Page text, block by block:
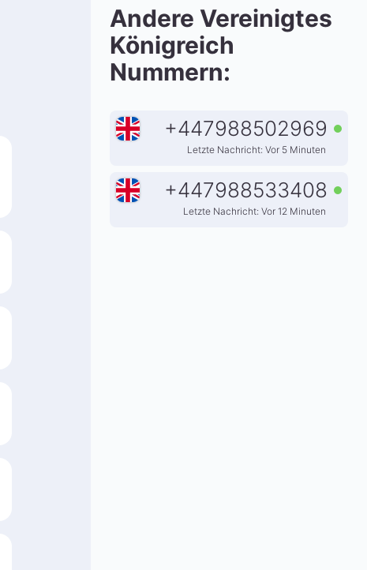
Andere Vereinigtes
Königreich
Nummern:
+447988502969
Letzte Nachricht: Vor 5 Minuten
+447988533408
Letzte Nachricht: Vor 12 Minuten